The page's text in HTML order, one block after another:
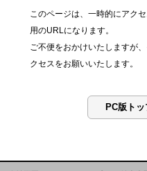
このページは、一時的にアク
用のURLになります。
ご不便をおかけいたしますが
クセスをお願いいたします。
PC版ト